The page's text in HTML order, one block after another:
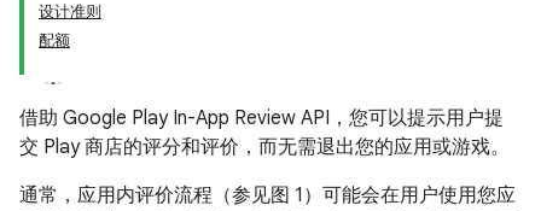
设计准则
配额
借助 Google Play In-App Review API，您可以提示用户提
交 Play 商店的评分和评价，而无需退出您的应用或游戏。
通常，应用内评价流程（参见图 1）可能会在用户使用您应